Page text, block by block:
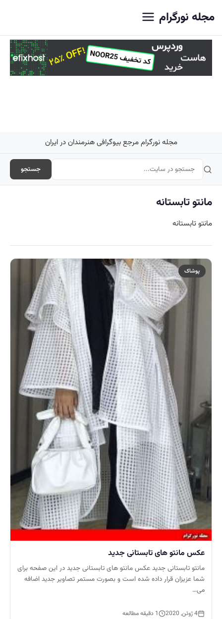
مجله نورگرام
مجله نورگرام مرجع بیوگرافی هنرمندان در ایران
جستجو
مانتو تابستانه
مانتو تابستانه
پوشاک
عکس مانتو های تابستانی جدید
مانتو تابستانی جدید عکس مانتو های تابستانی جدید در این صفحه برای
شما عزیزان قرار داده شده است و بصورت مستمر تصاویر جدید اضافه
می…
4 ژوئن, 2020 1 دقیقه مطالعه